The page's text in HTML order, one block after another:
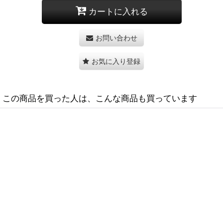
カートに入れる
お問い合わせ
お気に入り登録
この商品を買った人は、こんな商品も買っています